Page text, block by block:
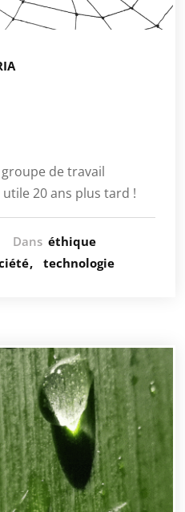
de travail
20 ans plus tard !
Dans éthique
technologie